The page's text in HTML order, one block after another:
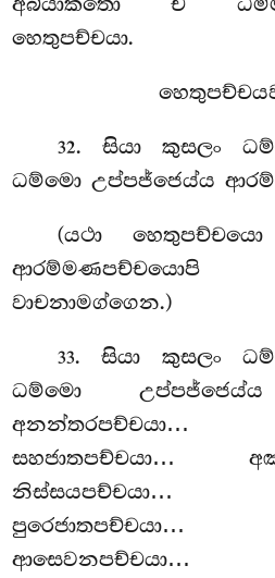
හෙතුපච්චයා.
32. සියා කුසලං
ධම්මො උප්පජ්ජෙය්ය
(යථා
ආරම්මණපච්චයොපි
වාචනාමග්ගෙන.)
33. සියා කුසලං
ධම්මො උප්පජ්ජෙය්ය
අනන්තරපච්චයා…
සහජාතපච්චයා…
නිස්සයපච්චයා…
පුරෙජාතපච්චයා…
ආසෙවනපච්චයා…